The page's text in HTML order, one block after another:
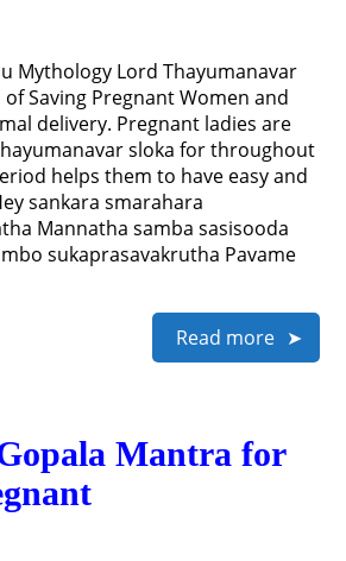
Mythology Lord Thayumanavar
Saving Pregnant Women and
delivery. Pregnant ladies are
sloka for throughout
helps them to have easy and
sankara smarahara
Mannatha samba sasisooda
sukaprasavakrutha Pavame
Read more
Mantra for